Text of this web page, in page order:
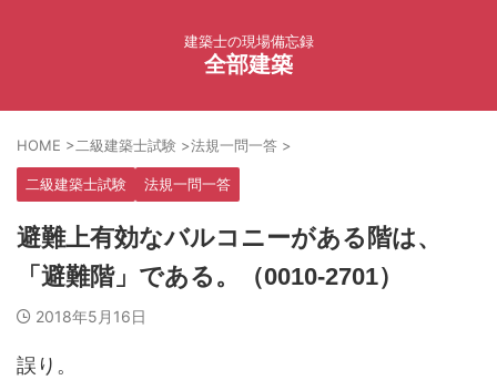
建築士の現場備忘録
全部建築
HOME >二級建築士試験 >法規一問一答 >
二級建築士試験 法規一問一答
避難上有効なバルコニーがある階は、
「避難階」である。（0010-2701）
2018年5月16日
誤り。